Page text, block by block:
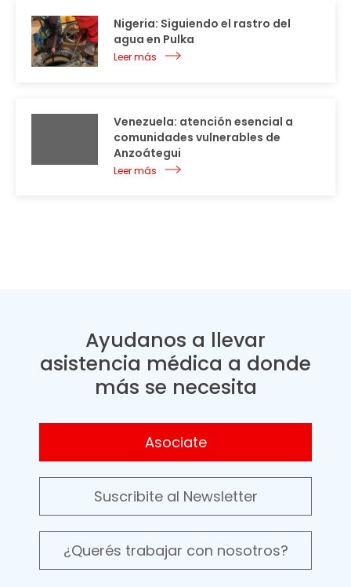
Nigeria: Siguiendo el rastro del
agua en Pulka
Leer más
Venezuela: atención esencial a
comunidades vulnerables de
Anzoátegui
Leer más
Ayudanos a llevar
asistencia médica a donde
más se necesita
Asociate
Suscribite al Newsletter
¿Querés trabajar con nosotros?